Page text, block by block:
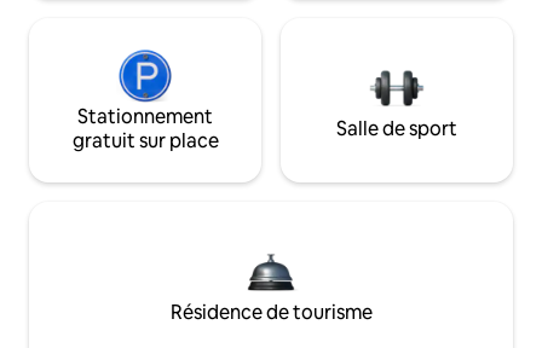
Stationnement
gratuit sur place
Salle de sport
Résidence de tourisme